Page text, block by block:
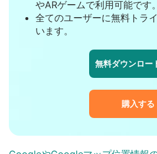
やARゲームで利用可能です。
全てのユーザーに無料トラ
います。
無料ダウンロー
購入する